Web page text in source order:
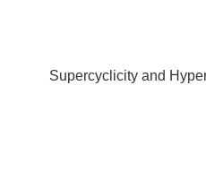
Supercyclicity and